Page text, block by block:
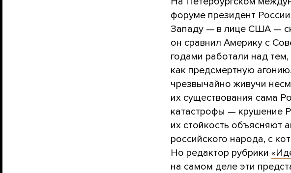
форуме президент
Западу — в лице США —
он сравнил Америку с
годами работали над
как предсмертную
чрезвычайно живучи
их существования сама
катастрофы — крушение
их стойкость объясняют
российского народа, с
Но редактор рубрики
на самом деле эти